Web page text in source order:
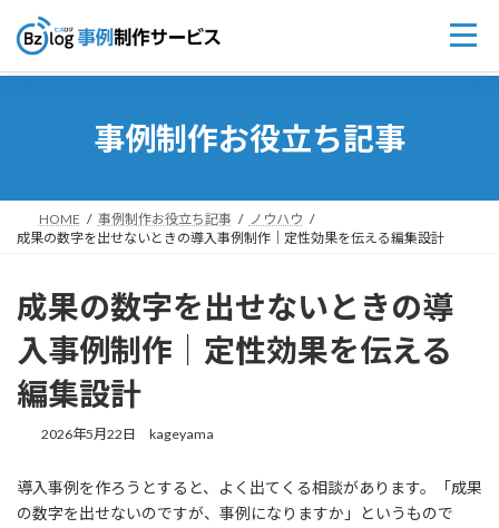
へ
ョ
事例制作お役立ち記事
HOME 事例制作お役立ち記事
ノウハウ
成果の数字を出せないときの導入事例制作｜定性効果を伝える編集設計
成果の数字を出せないときの導
入事例制作｜定性効果を伝える
編集設計
2026年5月22日 kageyama
導入事例を作ろうとすると、よく出てくる相談があります。「成果
の数字を出せないのですが、事例になりますか」というもので